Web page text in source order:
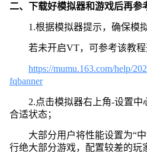
二、下载好模拟器和游戏后再参
1.根据模拟器提示，确保模
若未开启VT，可参考该教程
https://mumu.163.com/help/
fqbanner
2.点击模拟器右上角-设置
合适状态；
大部分用户将性能设置为“
行绝大部分游戏，配置较差的玩